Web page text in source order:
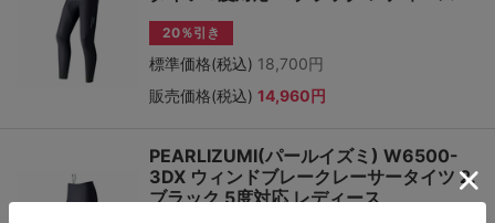
20％引き
標準価格(税込) 18,700円
販売価格(税込) 14,960円
PEARLIZUMI(パールイズミ) W6500-
3DX ウィンドブレークレーサータイツ 2.
ブラック 5度対応 レディース